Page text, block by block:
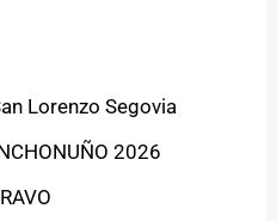
Lorenzo Segovia
2026